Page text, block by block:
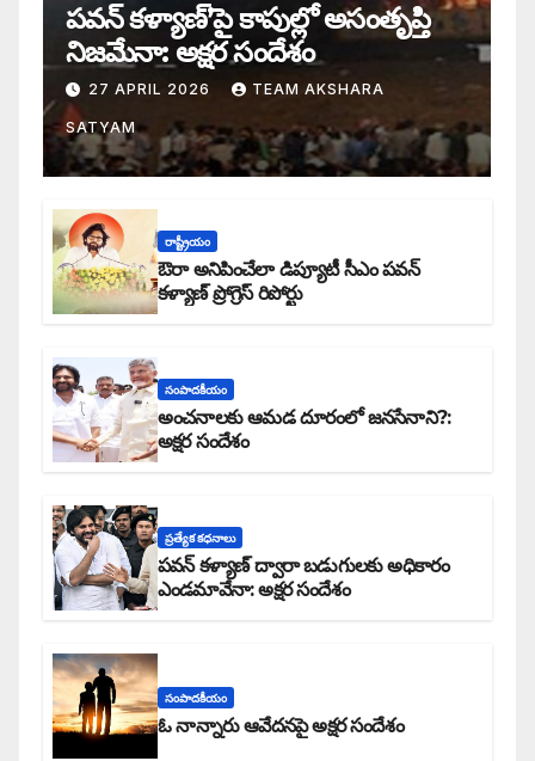
పవన్ కళ్యాణ్’పై కాపుల్లో అసంతృప్తి
నిజమేనా: అక్షర సందేశం
27 APRIL 2026 TEAM AKSHARA
SATYAM
రాష్ట్రీయం
ఔరా అనిపించేలా డిప్యూటీ సీఎం పవన్
కళ్యాణ్ ప్రోగ్రెస్ రిపోర్టు
సంపాదకీయం
అంచనాలకు ఆమడ దూరంలో జనసేనాని?:
అక్షర సందేశం
ప్రత్యేక కధనాలు
పవన్ కళ్యాణ్ ద్వారా బడుగులకు అధికారం
ఎండమావేనా: అక్షర సందేశం
సంపాదకీయం
ఓ నాన్నారు ఆవేదనపై అక్షర సందేశం